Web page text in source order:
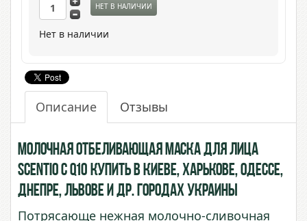
НЕТ В НАЛИЧИИ
Нет в наличии
Описание Отзывы
Молочная отбеливающая маска для лица
Scentio с Q10 купить в Киеве, Харькове, Одессе,
Днепре, Львове и др. городах Украины
Потрясающе нежная молочно-сливочная